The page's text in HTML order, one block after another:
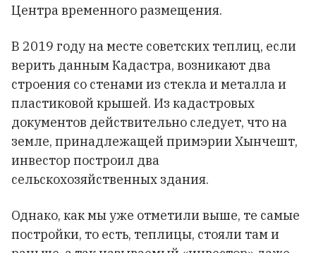
Центра временного размещения.
В 2019 году на месте советских теплиц, если
верить данным Кадастра, возникают два
строения со стенами из стекла и металла и
пластиковой крышей. Из кадастровых
документов действительно следует, что на
земле, принадлежащей примэрии Хынчешт,
инвестор построил два
сельскохозяйственных здания.
Однако, как мы уже отметили выше, те самые
постройки, то есть, теплицы, стояли там и